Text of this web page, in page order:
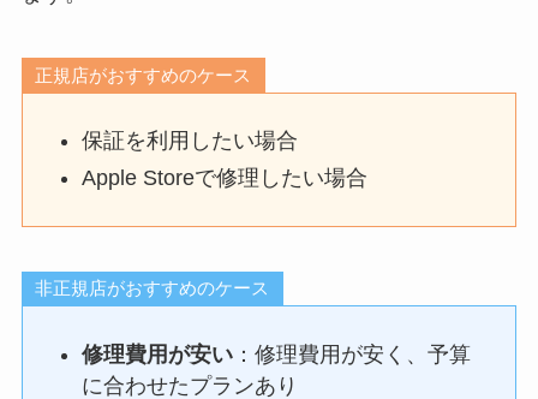
正規店がおすすめのケース
保証を利用したい場合
Apple Storeで修理したい場合
非正規店がおすすめのケース
修理費用が安い ：修理費用が安く、予算
に合わせたプランあり